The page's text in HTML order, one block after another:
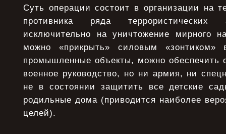
Суть операции состоит в организации на
противника ряда террористических
исключительно на уничтожение мирного
можно «прикрыть» силовым
промышленные объекты, можно обеспечить
военное руководство, но ни армия, ни
не в состоянии защитить все детские
родильные дома (приводится наиболее
целей).